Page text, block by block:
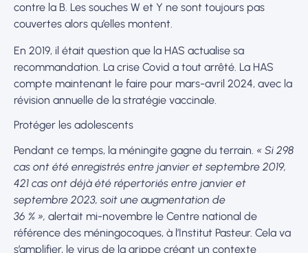
contre la B. Les souches W et Y ne sont toujours pas
couvertes alors qu’elles montent.
En 2019, il était question que la HAS actualise sa
recommandation. La crise Covid a tout arrêté. La HAS
compte maintenant le faire pour mars-avril 2024, avec la
révision annuelle de la stratégie vaccinale.
Protéger les adolescents
Pendant ce temps, la méningite gagne du terrain. « Si 298
cas ont été enregistrés entre janvier et septembre 2019,
421 cas ont déjà été répertoriés entre janvier et
septembre 2023, soit une augmentation de
36 % », alertait mi-novembre le Centre national de
référence des méningocoques, à l’Institut Pasteur. Cela va
s’amplifier, le virus de la grippe créant un contexte